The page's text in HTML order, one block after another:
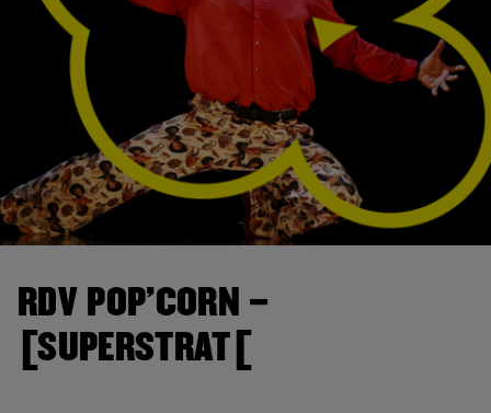
RDV POP’CORN –
[SUPERSTRAT[